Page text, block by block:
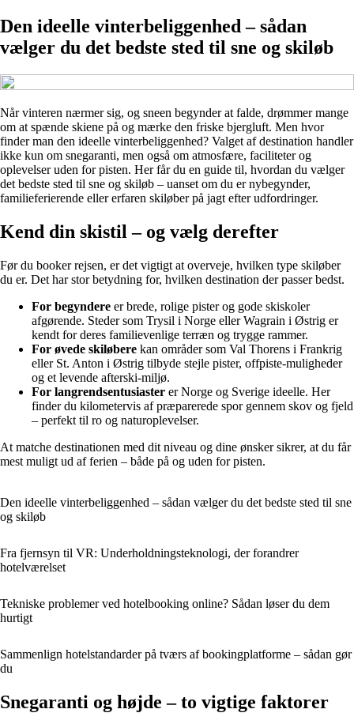
Den ideelle vinterbeliggenhed – sådan
vælger du det bedste sted til sne og skiløb
Når vinteren nærmer sig, og sneen begynder at falde, drømmer mange
om at spænde skiene på og mærke den friske bjergluft. Men hvor
finder man den ideelle vinterbeliggenhed? Valget af destination handler
ikke kun om snegaranti, men også om atmosfære, faciliteter og
oplevelser uden for pisten. Her får du en guide til, hvordan du vælger
det bedste sted til sne og skiløb – uanset om du er nybegynder,
familieferierende eller erfaren skiløber på jagt efter udfordringer.
Kend din skistil – og vælg derefter
Før du booker rejsen, er det vigtigt at overveje, hvilken type skiløber
du er. Det har stor betydning for, hvilken destination der passer bedst.
For begyndere er brede, rolige pister og gode skiskoler
afgørende. Steder som Trysil i Norge eller Wagrain i Østrig er
kendt for deres familievenlige terræn og trygge rammer.
For øvede skiløbere kan områder som Val Thorens i Frankrig
eller St. Anton i Østrig tilbyde stejle pister, offpiste-muligheder
og et levende afterski-miljø.
For langrendsentusiaster er Norge og Sverige ideelle. Her
finder du kilometervis af præparerede spor gennem skov og fjeld
– perfekt til ro og naturoplevelser.
At matche destinationen med dit niveau og dine ønsker sikrer, at du får
mest muligt ud af ferien – både på og uden for pisten.
Den ideelle vinterbeliggenhed – sådan vælger du det bedste sted til sne
og skiløb
Fra fjernsyn til VR: Underholdningsteknologi, der forandrer
hotelværelset
Tekniske problemer ved hotelbooking online? Sådan løser du dem
hurtigt
Sammenlign hotelstandarder på tværs af bookingplatforme – sådan gør
du
Snegaranti og højde – to vigtige faktorer